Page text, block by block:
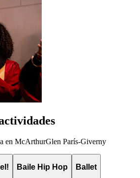
en McArthurGlen París-Giverny
Baile Hip Hop Ballet